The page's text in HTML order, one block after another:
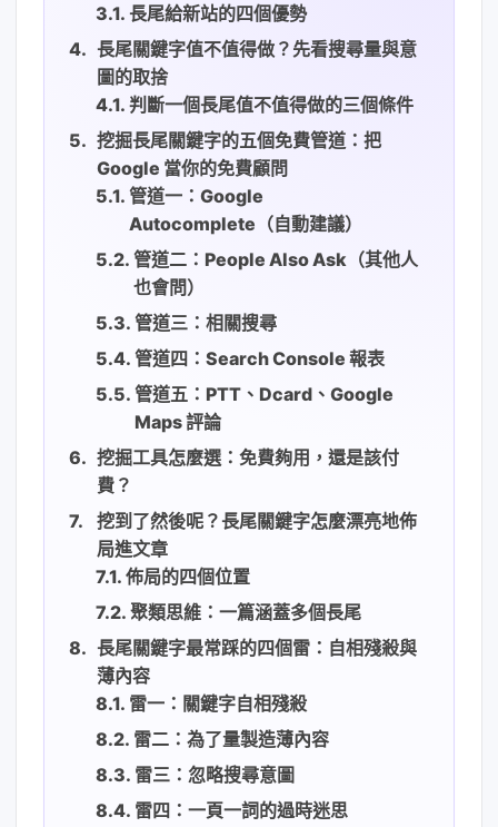
長尾給新站的四個優勢
長尾關鍵字值不值得做？先看搜尋量與意
圖的取捨
判斷一個長尾值不值得做的三個條件
挖掘長尾關鍵字的五個免費管道：把
Google 當你的免費顧問
管道一：Google
Autocomplete（自動建議）
管道二：People Also Ask（其他人
也會問）
管道三：相關搜尋
管道四：Search Console 報表
管道五：PTT、Dcard、Google
Maps 評論
挖掘工具怎麼選：免費夠用，還是該付
費？
挖到了然後呢？長尾關鍵字怎麼漂亮地佈
局進文章
佈局的四個位置
聚類思維：一篇涵蓋多個長尾
長尾關鍵字最常踩的四個雷：自相殘殺與
薄內容
雷一：關鍵字自相殘殺
雷二：為了量製造薄內容
雷三：忽略搜尋意圖
雷四：一頁一詞的過時迷思